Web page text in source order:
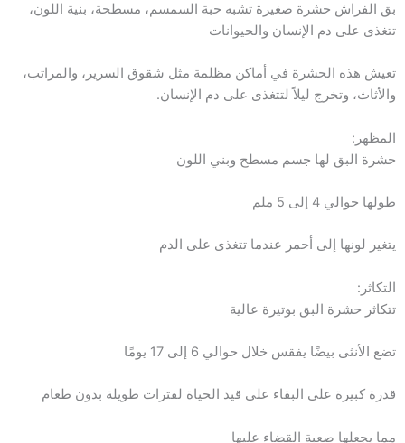
بق الفراش حشرة صغيرة تشبه حبة السمسم، مسطحة، بنية اللون،
تتغذى على دم الإنسان والحيوانات
تعيش هذه الحشرة في أماكن مظلمة مثل شقوق السرير، والمراتب،
والأثاث، وتخرج ليلاً لتتغذى على دم الإنسان.
المظهر:
حشرة البق لها جسم مسطح وبني اللون
طولها حوالي 4 إلى 5 ملم
يتغير لونها إلى أحمر عندما تتغذى على الدم
التكاثر:
تتكاثر حشرة البق بوتيرة عالية
تضع الأنثى بيضًا يفقس خلال حوالي 6 إلى 17 يومًا
قدرة كبيرة على البقاء على قيد الحياة لفترات طويلة بدون طعام
مما يجعلها صعبة القضاء عليها